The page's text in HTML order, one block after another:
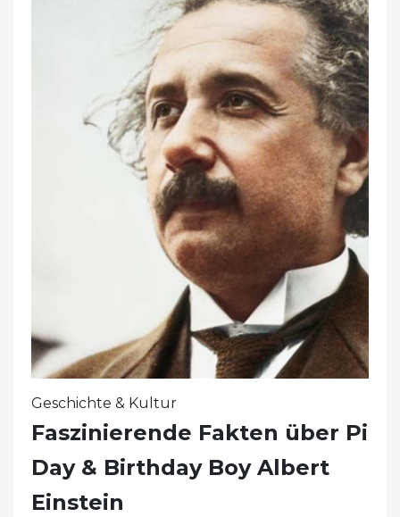
Geschichte & Kultur
Faszinierende Fakten über Pi
Day & Birthday Boy Albert
Einstein